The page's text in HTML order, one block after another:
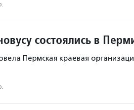
состоялись в
Пермская краевая